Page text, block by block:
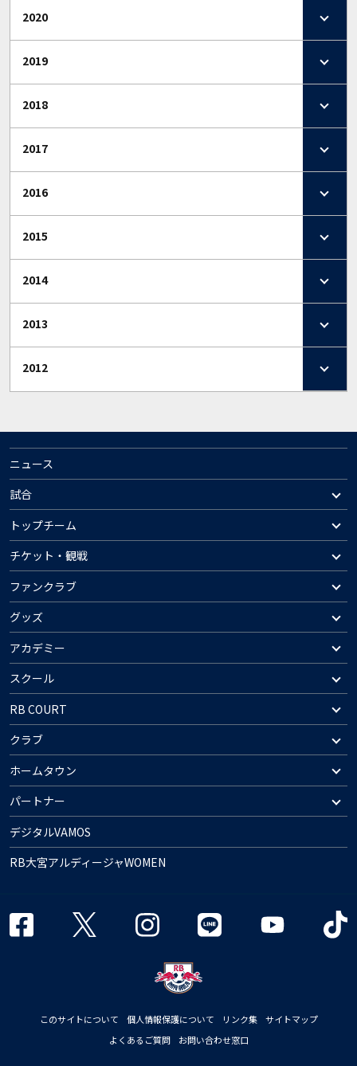
2020
2019
2018
2017
2016
2015
2014
2013
2012
ニュース
試合
トップチーム
チケット・観戦
ファンクラブ
グッズ
アカデミー
スクール
RB COURT
クラブ
ホームタウン
パートナー
デジタルVAMOS
RB大宮アルディージャWOMEN
このサイトについて 個人情報保護について リンク集
サイトマップ
よくあるご質問
お問い合わせ窓口